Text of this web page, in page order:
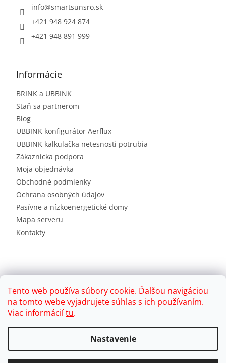
Tento web používa súbory cookie. Ďalšou navigáciou
na tomto webe vyjadrujete súhlas s ich používaním.
Viac informáciítu.
Nastavenie
info@smartsunsro.sk
+421 948 924 874
+421 948 891 999
Informácie
BRINK a UBBINK
Staň sa partnerom
Blog
UBBINK konfigurátor Aerflux
UBBINK kalkulačka netesnosti potrubia
Zákaznícka podpora
Moja objednávka
Obchodné podmienky
Ochrana osobných údajov
Pasívne a nízkoenergetické domy
Mapa serveru
Kontakty